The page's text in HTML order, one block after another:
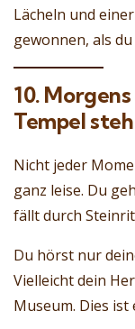
Lächeln und
gewonnen, als
10.
Tempel
Nicht jeder
ganz leise. Du
fällt durch
Du hörst nur
Vielleicht dein
Museum. Dies